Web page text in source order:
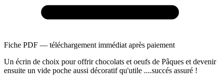
Fiche PDF — téléchargement immédiat après paiement
Un écrin de choix pour offrir chocolats et oeufs de Pâques et devenir
ensuite un vide poche aussi décoratif qu'utile ....succés assuré !